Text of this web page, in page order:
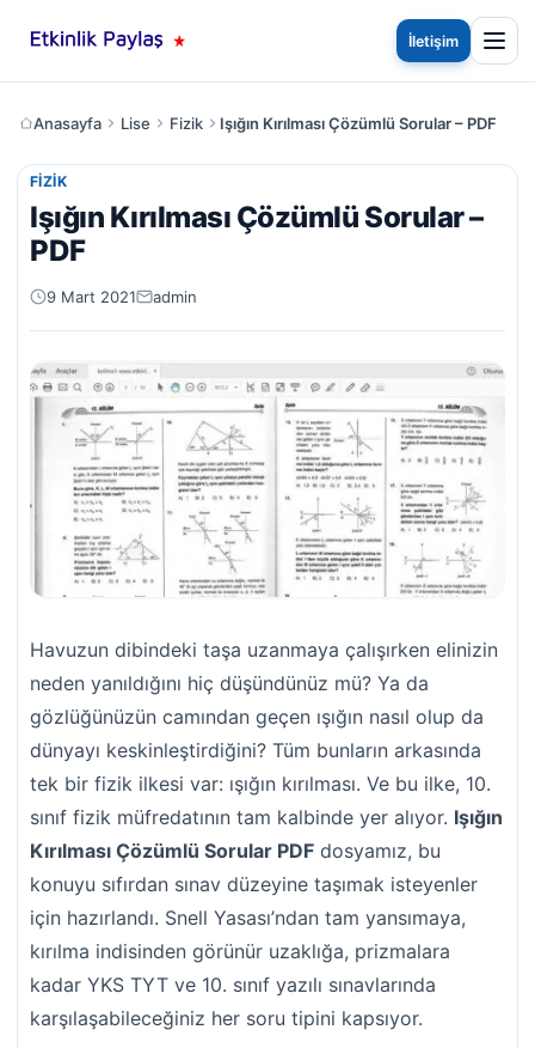
İletişim
Anasayfa Lise Fizik Işığın Kırılması Çözümlü Sorular – PDF
FIZIK
Işığın Kırılması Çözümlü Sorular –
PDF
9 Mart 2021 admin
Havuzun dibindeki taşa uzanmaya çalışırken elinizin
neden yanıldığını hiç düşündünüz mü? Ya da
gözlüğünüzün camından geçen ışığın nasıl olup da
dünyayı keskinleştirdiğini? Tüm bunların arkasında
tek bir fizik ilkesi var: ışığın kırılması. Ve bu ilke, 10.
sınıf fizik müfredatının tam kalbinde yer alıyor. Işığın
Kırılması Çözümlü Sorular PDF dosyamız, bu
konuyu sıfırdan sınav düzeyine taşımak isteyenler
için hazırlandı. Snell Yasası’ndan tam yansımaya,
kırılma indisinden görünür uzaklığa, prizmalara
kadar YKS TYT ve 10. sınıf yazılı sınavlarında
karşılaşabileceğiniz her soru tipini kapsıyor.